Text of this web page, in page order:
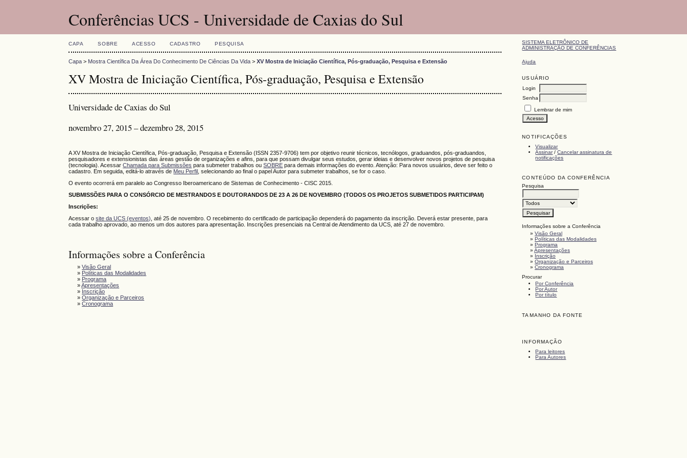
Conferências UCS - Universidade de Caxias do Sul
SISTEMA ELETRÔNICO DE
ADMINISTRAÇÃO DE CONFERÊNCIAS
Ajuda
USUÁRIO
Login
Senha
Lembrar de mim
NOTIFICAÇÕES
Visualizar
Assinar/Cancelar assinatura de
notificações
CONTEÚDO DA CONFERÊNCIA
Pesquisa
Informações sobre a Conferência
»Visão Geral
»Políticas das Modalidades
»Programa
»Apresentações
» Inscrição
»Organização e Parceiros
»Cronograma
Procurar
Por Conferência
Por Autor
Por título
TAMANHO DA FONTE
INFORMAÇÃO
Para leitores
Para Autores
CAPA SOBRE ACESSO CADASTRO PESQUISA
Capa > Mostra Científica Da Área Do Conhecimento De Ciências Da Vida >XV Mostra de Iniciação Científica, Pós-graduação, Pesquisa e Extensão
XV Mostra de Iniciação Científica, Pós-graduação, Pesquisa e Extensão
Universidade de Caxias do Sul
novembro 27, 2015 – dezembro 28, 2015
A XV Mostra de Iniciação Científica, Pós-graduação, Pesquisa e Extensão (ISSN 2357-9706) tem por objetivo reunir técnicos, tecnólogos, graduandos, pós-graduandos,
pesquisadores e extensionistas das áreas gestão de organizações e afins, para que possam divulgar seus estudos, gerar ideias e desenvolver novos projetos de pesquisa
(tecnologia). AcessarChamada para Submissões para submeter trabalhos ouSOBRE para demais informações do evento. Atenção: Para novos usuários, deve ser feito o
cadastro. Em seguida, editá-lo através de Meu Perfil , selecionando ao final o papel Autor para submeter trabalhos, se for o caso.
O evento ocorrerá em paralelo ao Congresso Iberoamericano de Sistemas de Conhecimento - CISC 2015.
SUBMISSÕES PARA O CONSÓRCIO DE MESTRANDOS E DOUTORANDOS DE 23 A 26 DE NOVEMBRO (TODOS OS PROJETOS SUBMETIDOS PARTICIPAM)
Inscrições:
Acessar osite da UCS (eventos) , até 25 de novembro. O recebimento do certificado de participação dependerá do pagamento da inscrição. Deverá estar presente, para
cada trabalho aprovado, ao menos um dos autores para apresentação. Inscrições presenciais na Central de Atendimento da UCS, até 27 de novembro.
Informações sobre a Conferência
»Visão Geral
» Políticas das Modalidades
» Programa
»Apresentações
» Inscrição
»Organização e Parceiros
»Cronograma